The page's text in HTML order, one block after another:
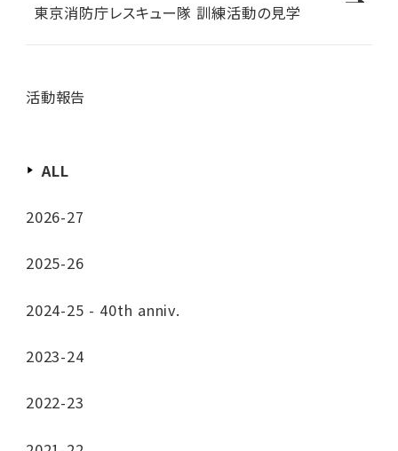
東京消防庁レスキュー隊 訓練活動の見学
活動報告
ALL
2026-27
2025-26
2024-25 - 40th anniv.
2023-24
2022-23